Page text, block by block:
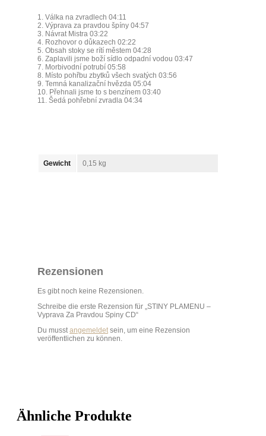
1. Válka na zvradlech 04:11
2. Výprava za pravdou špíny 04:57
3. Návrat Mistra 03:22
4. Rozhovor o důkazech 02:22
5. Obsah stoky se rítí městem 04:28
6. Zaplavili jsme boží sídlo odpadní vodou 03:47
7. Morbivodní potrubí 05:58
8. Místo pohřbu zbytků všech svatých 03:56
9. Temná kanalizační hvězda 05:04
10. Přehnali jsme to s benzínem 03:40
11. Šedá pohřební zvradla 04:34
Gewicht 0,15 kg
Rezensionen
Es gibt noch keine Rezensionen.
Schreibe die erste Rezension für „STINY PLAMENU –
Vyprava Za Pravdou Spiny CD“
Du musstangemeldetsein, um eine Rezension
veröffentlichen zu können.
Ähnliche Produkte